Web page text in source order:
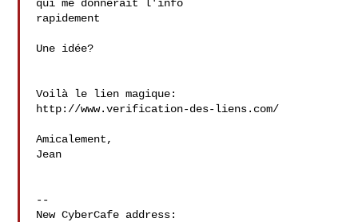
qui me donnerait l'info
rapidement
Une idée?
Voilà le lien magique:
http://www.verification-des-liens.com/
Amicalement,
Jean
--
New CyberCafe address: